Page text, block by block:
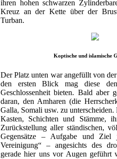
ihren hohen schwarzen
Kreuz an der Kette über der
Turban.
Koptische und islamische
Der Platz unten war angefüllt von
den ersten Blick mag diese den
Geschlossenheit bieten. Bald aber
daran, den Amharen (die
Galla, Somali usw. zu
Kasten, Schichten und Stämme,
Zurückstellung aller ständischen,
Gegensätze – Aufgabe und Ziel
Vereinigung“ – angesichts des
gerade hier uns vor Augen geführt